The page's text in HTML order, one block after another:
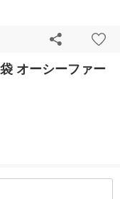
オーシーファー